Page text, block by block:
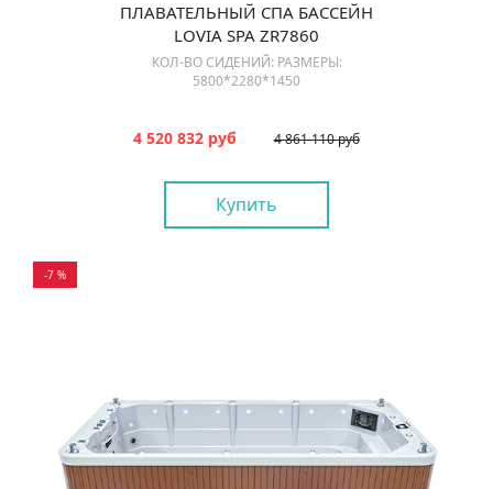
ПЛАВАТЕЛЬНЫЙ СПА БАССЕЙН
LOVIA SPA ZR7860
КОЛ-ВО СИДЕНИЙ: РАЗМЕРЫ:
5800*2280*1450
4 861 110 руб
4 520 832 руб
Купить
-7 %